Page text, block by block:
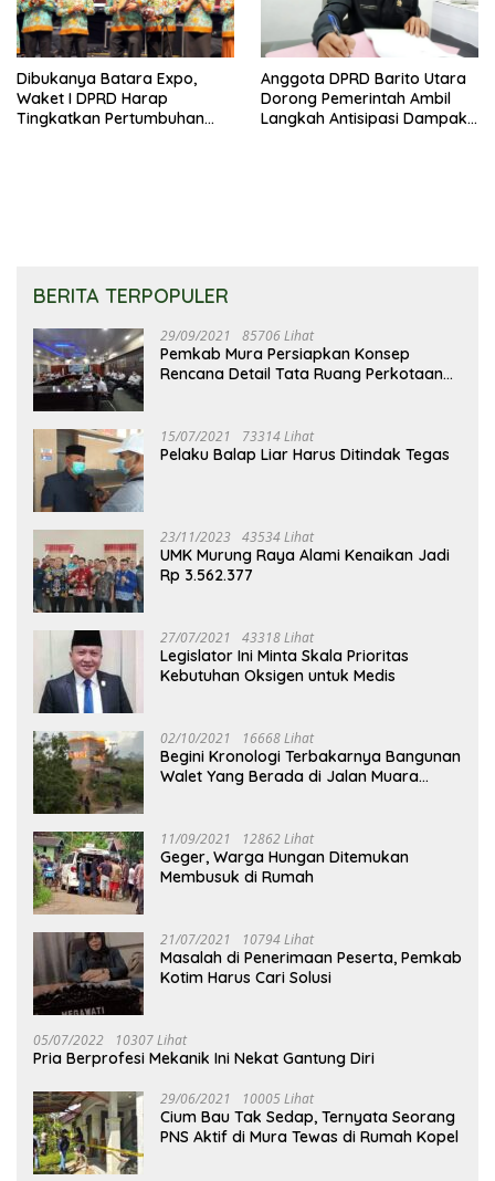
Dibukanya Batara Expo,
Waket I DPRD Harap
Tingkatkan Pertumbuhan
Anggota DPRD Barito Utara
Dorong Pemerintah Ambil
Langkah Antisipasi Dampak
BERITA TERPOPULER
29/09/2021 85706 Lihat
Pemkab Mura Persiapkan Konsep
Rencana Detail Tata Ruang Perkotaan
15/07/2021 73314 Lihat
Pelaku Balap Liar Harus Ditindak Tegas
23/11/2023 43534 Lihat
UMK Murung Raya Alami Kenaikan Jadi
Rp 3.562.377
27/07/2021 43318 Lihat
Legislator Ini Minta Skala Prioritas
Kebutuhan Oksigen untuk Medis
02/10/2021 16668 Lihat
Begini Kronologi Terbakarnya Bangunan
Walet Yang Berada di Jalan Muara
11/09/2021 12862 Lihat
Geger, Warga Hungan Ditemukan
Membusuk di Rumah
21/07/2021 10794 Lihat
Masalah di Penerimaan Peserta, Pemkab
Kotim Harus Cari Solusi
05/07/2022 10307 Lihat
Pria Berprofesi Mekanik Ini Nekat Gantung Diri
29/06/2021 10005 Lihat
Cium Bau Tak Sedap, Ternyata Seorang
PNS Aktif di Mura Tewas di Rumah Kopel